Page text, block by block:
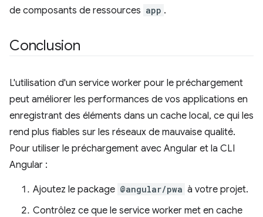
de composants de ressources app .
Conclusion
L'utilisation d'un service worker pour le préchargement
peut améliorer les performances de vos applications en
enregistrant des éléments dans un cache local, ce qui les
rend plus fiables sur les réseaux de mauvaise qualité.
Pour utiliser le préchargement avec Angular et la CLI
Angular :
Ajoutez le package @angular/pwa à votre projet.
Contrôlez ce que le service worker met en cache